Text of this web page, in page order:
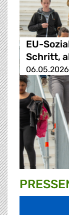
EU-
Schritt,
06.05.2026